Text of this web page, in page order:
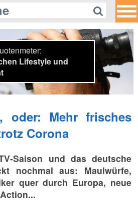
Lifestyle und
oder: Mehr frisches
Corona
Saison und das deutsche
nochmal aus: Maulwürfe,
quer durch Europa, neue